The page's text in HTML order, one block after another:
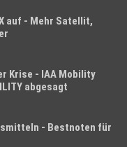
auf - Mehr Satellit,
Krise - IAA Mobility
abgesagt
- Bestnoten für